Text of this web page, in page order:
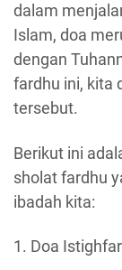
dalam
Islam, doa
dengan
fardhu ini, kita
tersebut.
Berikut ini
sholat fardhu
ibadah kita:
1. Doa Istighfar